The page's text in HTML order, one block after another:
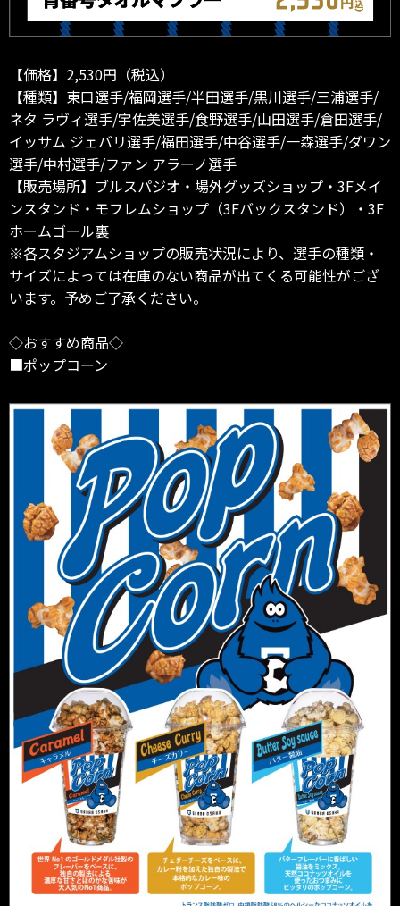
【価格】2,530円（税込）
【種類】東口選手/福岡選手/半田選手/黒川選手/三浦選手/
ネタ ラヴィ選手/宇佐美選手/食野選手/山田選手/倉田選手/
イッサム ジェバリ選手/福田選手/中谷選手/一森選手/ダワン
選手/中村選手/ファン アラーノ選手
【販売場所】ブルスパジオ・場外グッズショップ・3Fメイ
ンスタンド・モフレムショップ（3Fバックスタンド）・3F
ホームゴール裏
※各スタジアムショップの販売状況により、選手の種類・
サイズによっては在庫のない商品が出てくる可能性がござ
います。予めご了承ください。
◇おすすめ商品◇
■ポップコーン